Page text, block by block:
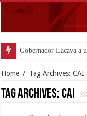
Gobernador Lacava a
Home / Tag Archives: CAI
Tag Archives:CAI